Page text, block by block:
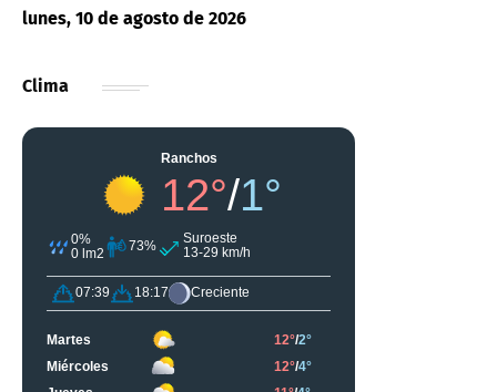
lunes, 10 de agosto de 2026
Clima